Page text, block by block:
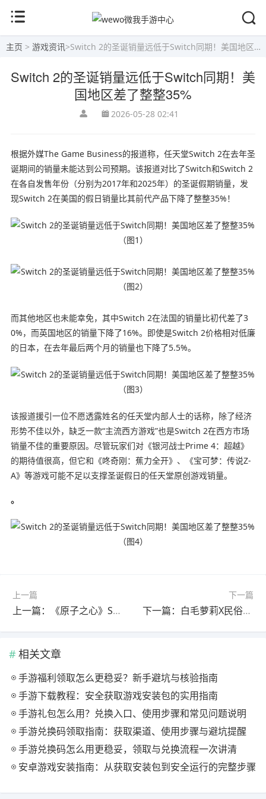
主页 > 游戏资讯>Switch 2的圣诞销量远低于Switch同期！美国地区差了整整35%
Switch 2的圣诞销量远低于Switch同期！美
国地区差了整整35%
2026-05-28 02:41
根据外媒The Game Business的报道称，任天堂Switch 2在去年圣
诞期间的销量未能达到公司预期。该报道对比了Switch和Switch 2
在各自发售年份（分别为2017年和2025年）的圣诞假期销量，发
现Switch 2在美国的假日销量比其前代产品下降了整整35%！
而其他地区也未能幸免，其中Switch 2在法国的销量比初代差了3
0%，而英国地区的销量下降了16%。即使是Switch 2价格相对低廉
的日本，在去年最后两个月的销量也下降了5.5%。
该报道援引一位不愿透露姓名的任天堂内部人士的话称，除了经济
形势不佳以外，缺乏一款“主流西方游戏”也是Switch 2在西方市场
销量不佳的重要原因。尽管玩家们对《银河战士Prime 4：超越》
的期待值很高，但它和《咚奇刚：蕉力全开》、《宝可梦：传说Z-
A》等游戏可能不足以支撑圣诞假日的任天堂原创游戏销量。
。
上一篇
上一篇：《原子之心》Steam开启二五折史低：国区售价59元 活动持续至1月23日
下一篇
下一篇：白毛萝莉X民俗悬疑AVG《蜉蝣之国的囚徒》现已正式发售！首发折扣价24.3元！
相关文章
手游福利领取怎么更稳妥？新手避坑与核验指南
手游下载教程：安全获取游戏安装包的实用指南
手游礼包怎么用？兑换入口、使用步骤和常见问题说明
手游兑换码领取指南：获取渠道、使用步骤与避坑提醒
手游兑换码怎么用更稳妥，领取与兑换流程一次讲清
安卓游戏安装指南：从获取安装包到安全运行的完整步骤